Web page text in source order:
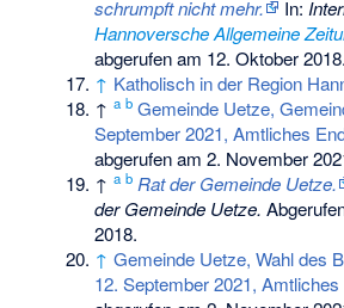
schrumpft nicht mehr.
In:
Hannoversche Allgemeine
abgerufen am 12. Oktober 2018.
↑ Katholisch in der Region
↑a b Gemeinde Uetze,
September 2021, Amtliches
abgerufen am 2. November
↑a b Rat der Gemeinde Uetze.
der Gemeinde Uetze.
2018.
↑ Gemeinde Uetze, Wahl des
12. September 2021,